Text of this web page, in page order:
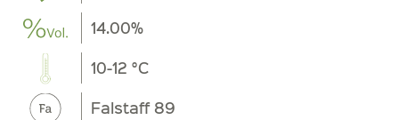
14.00%
10-12 °C
Falstaff 89